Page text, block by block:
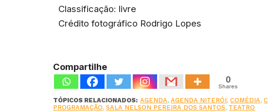
Classificação: livre
Crédito fotográfico Rodrigo Lopes
Compartilhe
0
Shares
TÓPICOS RELACIONADOS: AGENDA,AGENDA NITERÓI,COMÉDIA,
PROGRAMAÇÃO,SALA NELSON PEREIRA DOS SANTOS, TEATRO